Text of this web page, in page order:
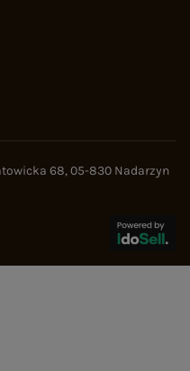
68,05-830 Nadarzyn